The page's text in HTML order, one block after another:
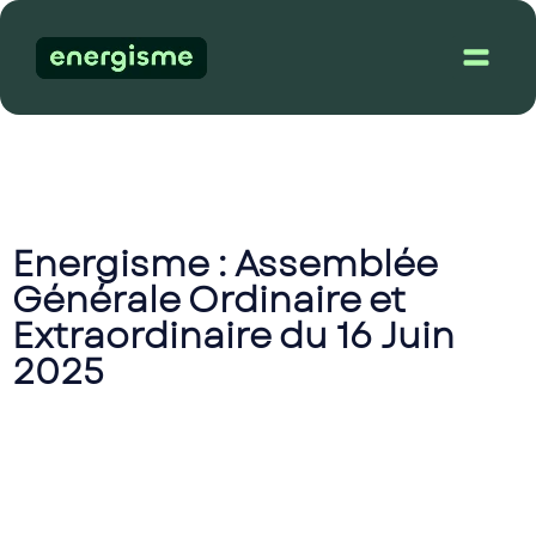
Energisme : Assemblée
Générale Ordinaire et
Extraordinaire du 16 Juin
2025